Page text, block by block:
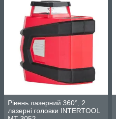
Рівень лазерний 360°, 2
лазерні головки INTERTOOL